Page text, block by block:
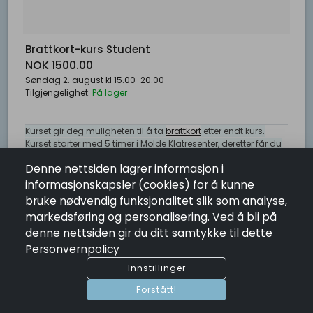
Brattkort-kurs Student
NOK 1500.00
Søndag 2. august kl 15.00-20.00
Tilgjengelighet: På lager
Antall remove add
Legg I Handlekurv
Kurset gir deg muligheten til å ta brattkort etter endt kurs.
Kurset starter med 5 timer i Molde Klatresenter, deretter får du
tabrattkortprøven.
Finn mer info her
https://moldeklatresenter.no/kurs/grunnkurs-inne
Send påmelding tilpost@moldeveggen.no
LENKER
KONTAKT OSS
MEDLEMSKAP BETINGELSER
PERSONVERN
PERSONVERNPOLICY
HURTIGLENKER
Denne nettsiden lagrer informasjon i
informasjonskapsler (cookies) for å kunne
bruke nødvendig funksjonalitet slik som analyse,
markedsføring og personalisering. Ved å bli på
denne nettsiden gir du ditt samtykke til dette
Personvernpolicy
Innstillinger
Forstått!